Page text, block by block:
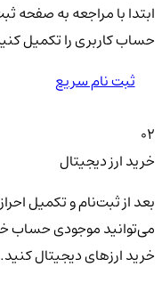
ابتدا با مراجعه به صفحه
حساب کاربری را تکمیل
ثبت نام سریع
02
خرید ارز دیجیتال
بعد از ثبت‌نام و تکمیل
می‌توانید موجودی حساب
خرید ارزهای دیجیتال کنید.